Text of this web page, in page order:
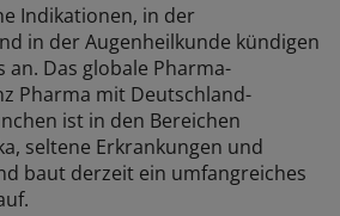
Indikationen, in der
in der Augenheilkunde kündigen
an. Das globale Pharma-
Pharma mit Deutschland-
ist in den Bereichen
seltene Erkrankungen und
baut derzeit ein umfangreiches